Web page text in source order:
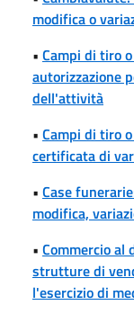
modifica o
• Campi di tiro
autorizzazione
dell'attività
• Campi di tiro
certificata di
• Case
modifica,
• Commercio al
strutture di
l'esercizio di